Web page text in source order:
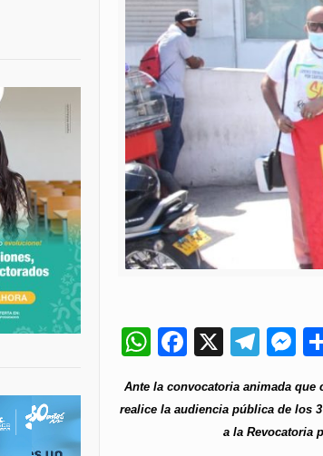
WhatsApp
Facebook
X
Ante la convocatoria animada que
realice la audiencia pública de los
a la Revocatoria